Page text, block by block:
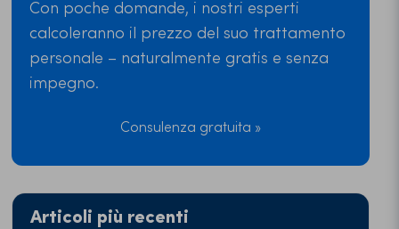
Con poche domande, i nostri esperti
calcoleranno il prezzo del suo trattamento
personale – naturalmente gratis e senza
impegno.
Consulenza gratuita »
Articoli più recenti